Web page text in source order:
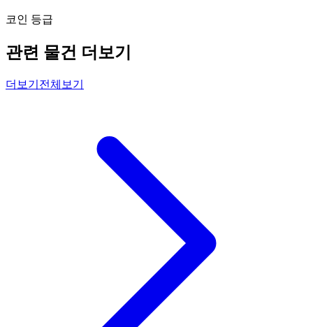
코인 등급
관련 물건 더보기
더보기 전체보기